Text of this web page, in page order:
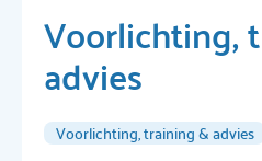
Voorlichting,
advies
Voorlichting, training & advies